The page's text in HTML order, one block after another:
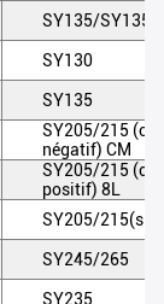
SY135/
SY130
SY135
SY205/215
négatif) CM
SY205/215
positif) 8L
SY205/215(six
SY245/265
SY235